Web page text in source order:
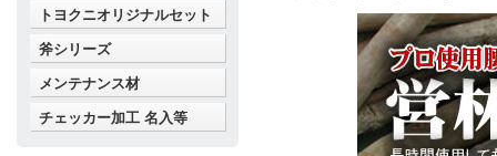
トヨクニオリジナルセット
斧シリーズ
メンテナンス材
チェッカー加工 名入等